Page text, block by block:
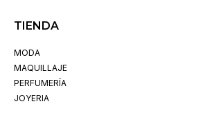
TIENDA
MODA
MAQUILLAJE
PERFUMERÍA
JOYERIA